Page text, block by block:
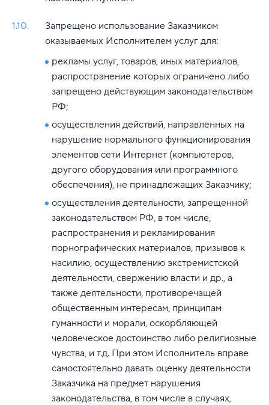
1.10.
Запрещено использование Заказчиком
оказываемых Исполнителем услуг для:
рекламы услуг, товаров, иных материалов,
распространение которых ограничено либо
запрещено действующим законодательством
РФ;
осуществления действий, направленных на
нарушение нормального функционирования
элементов сети Интернет (компьютеров,
другого оборудования или программного
обеспечения), не принадлежащих Заказчику;
осуществления деятельности, запрещенной
законодательством РФ, в том числе,
распространения и рекламирования
порнографических материалов, призывов к
насилию, осуществлению экстремистской
деятельности, свержению власти и др., а
также деятельности, противоречащей
общественным интересам, принципам
гуманности и морали, оскорбляющей
человеческое достоинство либо религиозные
чувства, и т.д. При этом Исполнитель вправе
самостоятельно давать оценку деятельности
Заказчика на предмет нарушения
законодательства, в том числе в случаях,